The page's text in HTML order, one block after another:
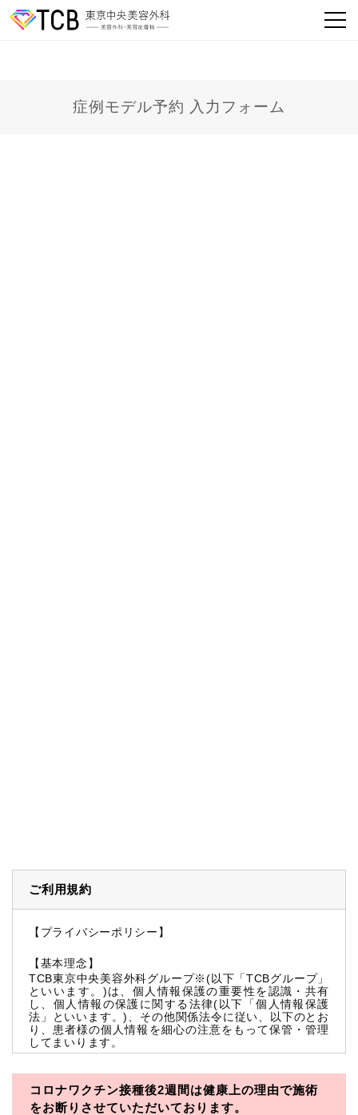
症例モデル予約 入力フォーム
ご利用規約
【プライバシーポリシー】
【基本理念】
TCB東京中央美容外科グループ※(以下「TCBグループ」
といいます。)は、個人情報保護の重要性を認識・共有
し、個人情報の保護に関する法律(以下「個人情報保護
法」といいます。)、その他関係法令に従い、以下のとお
り、患者様の個人情報を細心の注意をもって保管・管理
してまいります。
※TCBグループとは以下を総称していいます。
・一般社団法人メディカルアライアンス
コロナワクチン接種後2週間は健康上の理由で施術
をお断りさせていただいております。